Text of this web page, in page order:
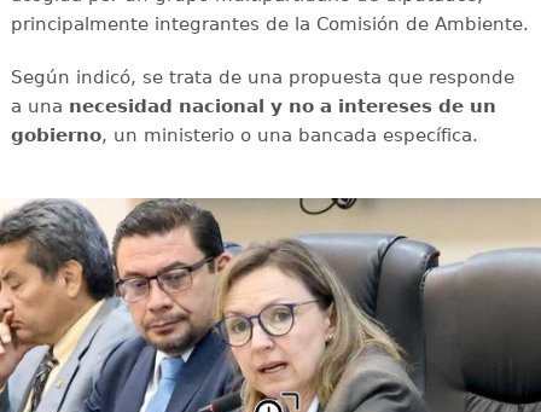
principalmente integrantes de la Comisión de Ambiente.
Según indicó, se trata de una propuesta que responde
a una necesidad nacional y no a intereses de un
gobierno, un ministerio o una bancada específica.